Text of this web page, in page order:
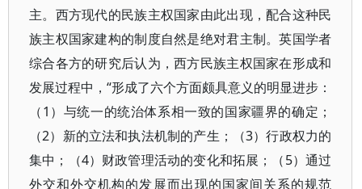
主。西方现代的民族主权国家由此出现，配合这种民
族主权国家建构的制度自然是绝对君主制。英国学者
综合各方的研究后认为，西方民族主权国家在形成和
发展过程中，“形成了六个方面颇具意义的明显进步：
（1）与统一的统治体系相一致的国家疆界的确定；
（2）新的立法和执法机制的产生；（3）行政权力的
集中；（4）财政管理活动的变化和拓展；（5）通过
外交和外交机构的发展而出现的国家间关系的规范